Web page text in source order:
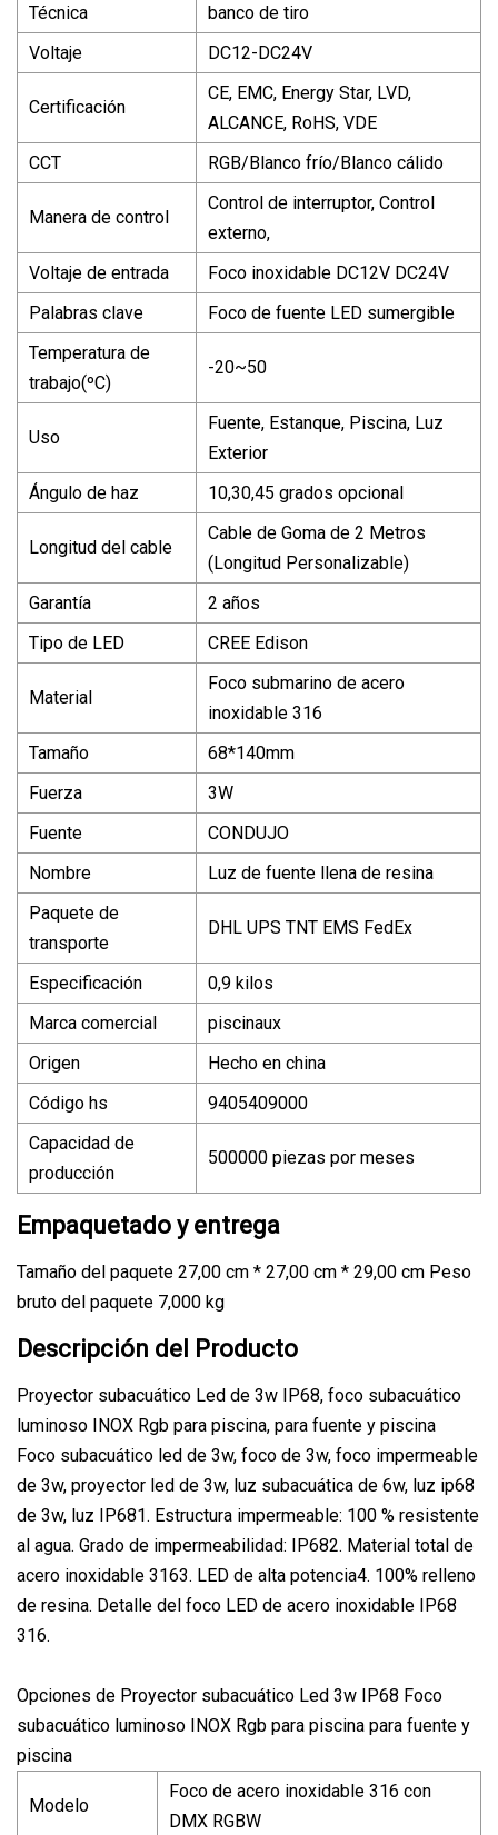
Técnica
banco de tiro
Voltaje
DC12-DC24V
Certificación
CE, EMC, Energy Star, LVD,
ALCANCE, RoHS, VDE
CCT
RGB/Blanco frío/Blanco cálido
Manera de control
Control de interruptor, Control
externo,
Voltaje de entrada
Foco inoxidable DC12V DC24V
Palabras clave
Foco de fuente LED sumergible
Temperatura de
trabajo(ºC)
-20~50
Uso
Fuente, Estanque, Piscina, Luz
Exterior
Ángulo de haz
10,30,45 grados opcional
Longitud del cable
Cable de Goma de 2 Metros
(Longitud Personalizable)
Garantía
2 años
Tipo de LED
CREE Edison
Material
Foco submarino de acero
inoxidable 316
Tamaño
68*140mm
Fuerza
3W
Fuente
CONDUJO
Nombre
Luz de fuente llena de resina
Paquete de
transporte
DHL UPS TNT EMS FedEx
Especificación
0,9 kilos
Marca comercial
piscinaux
Origen
Hecho en china
Código hs
9405409000
Capacidad de
producción
500000 piezas por meses
Empaquetado y entrega
Tamaño del paquete 27,00 cm * 27,00 cm * 29,00 cm Peso
bruto del paquete 7,000 kg
Descripción del Producto
Proyector subacuático Led de 3w IP68, foco subacuático
luminoso INOX Rgb para piscina, para fuente y piscina
Foco subacuático led de 3w, foco de 3w, foco impermeable
de 3w, proyector led de 3w, luz subacuática de 6w, luz ip68
de 3w, luz IP681. Estructura impermeable: 100 % resistente
al agua. Grado de impermeabilidad: IP682. Material total de
acero inoxidable 3163. LED de alta potencia4. 100% relleno
de resina. Detalle del foco LED de acero inoxidable IP68
316.
Opciones de Proyector subacuático Led 3w IP68 Foco
subacuático luminoso INOX Rgb para piscina para fuente y
piscina
Modelo
Foco de acero inoxidable 316 con
DMX RGBW